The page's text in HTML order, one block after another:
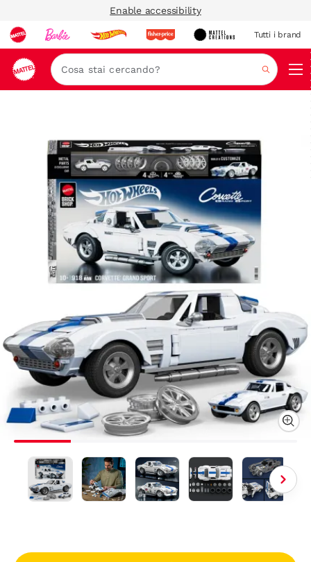
Enable accessibility
Tutti i brand
Cerca